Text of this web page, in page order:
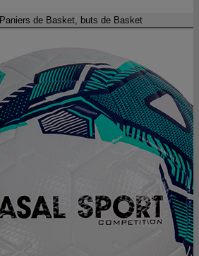
Paniers de Basket, buts de Basket